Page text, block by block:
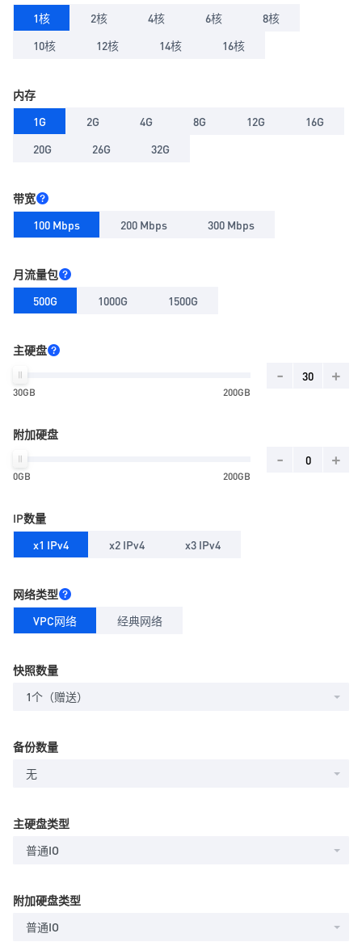
1核
2核 4核 6核
8核
10核
12核 14核 16核
内存
1G
2G 4G 8G 12G
16G
20G
26G 32G
带宽
100 Mbps
200 Mbps 300 Mbps
月流量包
500G
1000G 1500G
主硬盘
30GB 200GB
- +
附加硬盘
0GB 200GB
- +
IP数量
x1 IPv4
x2 IPv4 x3 IPv4
网络类型
VPC网络
经典网络
快照数量
1个（赠送）
备份数量
无
主硬盘类型
普通IO
附加硬盘类型
普通IO